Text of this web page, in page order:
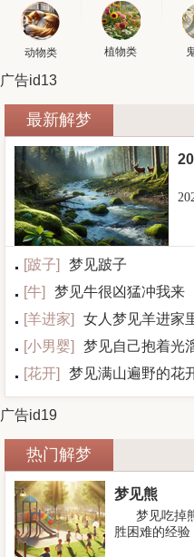
动物类 植物类
广告id13
最新解梦
[跛子]
梦见跛子
[牛]
梦见牛很凶猛冲我来
[羊进家]
女人梦见羊进家
[小男婴]
梦见自己抱着光
[花开] 梦见满山遍野的花
广告id19
热门解梦
梦见熊
梦见吃掉
胜困难的经